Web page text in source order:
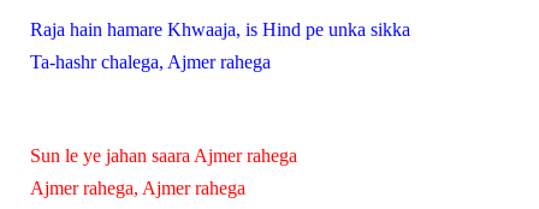
Raja hain hamare Khwaaja, is Hind pe unka sikka
Ta-hashr chalega, Ajmer rahega
Sun le ye jahan saara Ajmer rahega
Ajmer rahega, Ajmer rahega